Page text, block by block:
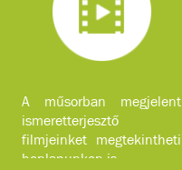
A műsorban megjelent
ismeretterjesztő
filmjeinket megtekintheti
honlapunkon is.